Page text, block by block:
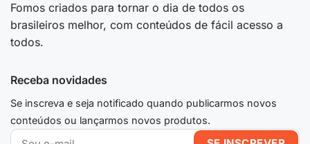
Fomos criados para tornar o dia de todos os
brasileiros melhor, com conteúdos de fácil acesso a
todos.
Receba novidades
Se inscreva e seja notificado quando publicarmos novos
conteúdos ou lançarmos novos produtos.